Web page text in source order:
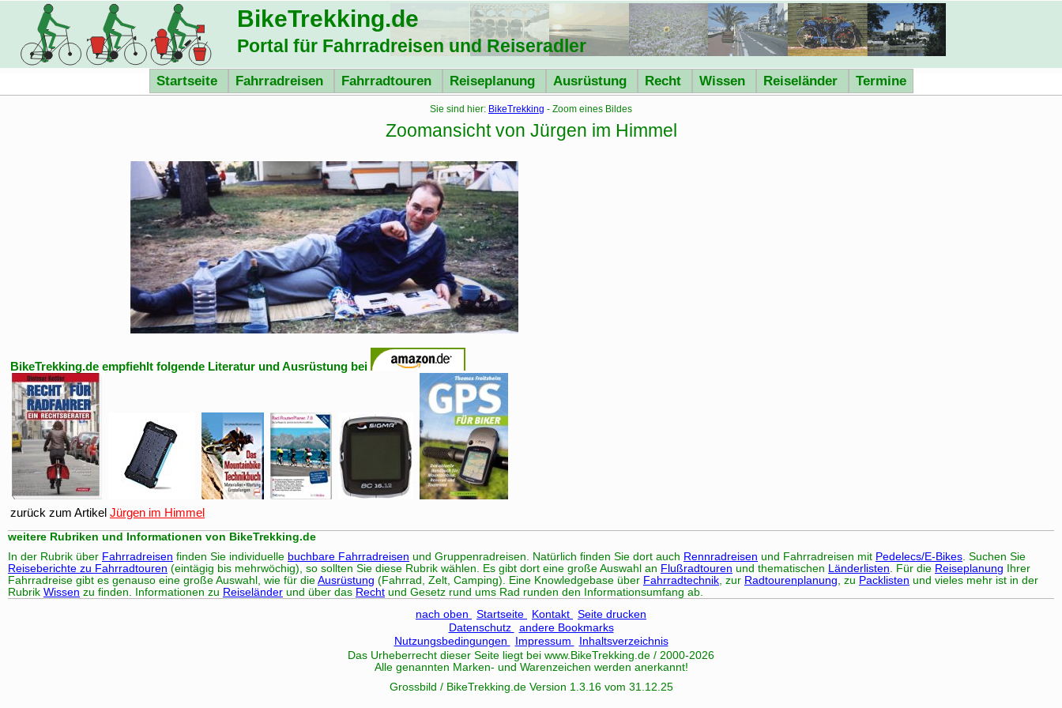
BikeTrekking.de
Portal für Fahrradreisen und Reiseradler
Startseite Fahrradreisen Fahrradtouren Reiseplanung Ausrüstung Recht Wissen Reiseländer Termine
Sie sind hier: BikeTrekking - Zoom eines Bildes
Zoomansicht von Jürgen im Himmel
BikeTrekking.de empfiehlt folgende Literatur und Ausrüstung bei
zurück zum Artikel Jürgen im Himmel
weitere Rubriken und Informationen von BikeTrekking.de
In der Rubrik über Fahrradreisen finden Sie individuelle buchbare Fahrradreisen und Gruppenradreisen. Natürlich finden Sie dort auch Rennradreisen und Fahrradreisen mit Pedelecs/E-Bikes. Suchen Sie
Reiseberichte zu Fahrradtouren (eintägig bis mehrwöchig), so sollten Sie diese Rubrik wählen. Es gibt dort eine große Auswahl an Flußradtouren und thematischen Länderlisten. Für die Reiseplanung Ihrer
Fahrradreise gibt es genauso eine große Auswahl, wie für die Ausrüstung (Fahrrad, Zelt, Camping). Eine Knowledgebase über Fahrradtechnik, zur Radtourenplanung, zu Packlisten und vieles mehr ist in der
Rubrik Wissen zu finden. Informationen zu Reiseländer und über das Recht und Gesetz rund ums Rad runden den Informationsumfang ab.
nach oben
Startseite Kontakt
Seite drucken
Datenschutz
andere Bookmarks
Nutzungsbedingungen
Impressum
Inhaltsverzeichnis
Das Urheberrecht dieser Seite liegt bei www. BikeTrekking.de / 2000-2026
Alle genannten Marken- und Warenzeichen werden anerkannt!
Grossbild / BikeTrekking.de Version 1.3.16 vom 31.12.25